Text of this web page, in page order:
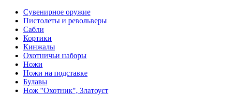
Сувенирное оружие
Пистолеты и револьверы
Сабли
Кортики
Кинжалы
Охотничьи наборы
Ножи
Ножи на подставке
Булавы
Нож "Охотник", Златоуст